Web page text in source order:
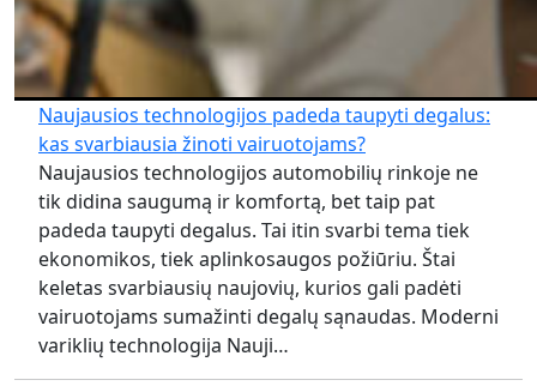
Naujausios technologijos padeda taupyti degalus:
kas svarbiausia žinoti vairuotojams?
Naujausios technologijos automobilių rinkoje ne
tik didina saugumą ir komfortą, bet taip pat
padeda taupyti degalus. Tai itin svarbi tema tiek
ekonomikos, tiek aplinkosaugos požiūriu. Štai
keletas svarbiausių naujovių, kurios gali padėti
vairuotojams sumažinti degalų sąnaudas. Moderni
variklių technologija Nauji…